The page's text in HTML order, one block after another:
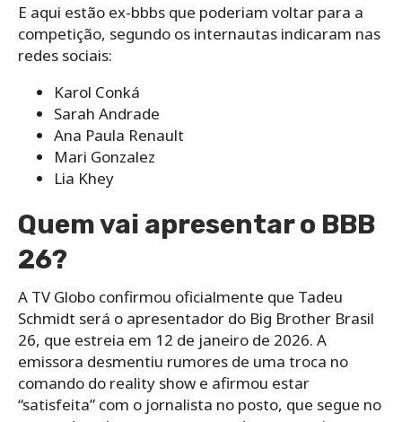
E aqui estão ex-bbbs que poderiam voltar para a
competição, segundo os internautas indicaram nas
redes sociais:
Karol Conká
Sarah Andrade
Ana Paula Renault
Mari Gonzalez
Lia Khey
Quem vai apresentar o BBB
26?
A TV Globo confirmou oficialmente que Tadeu
Schmidt será o apresentador do Big Brother Brasil
26, que estreia em 12 de janeiro de 2026. A
emissora desmentiu rumores de uma troca no
comando do reality show e afirmou estar
“satisfeita” com o jornalista no posto, que segue no